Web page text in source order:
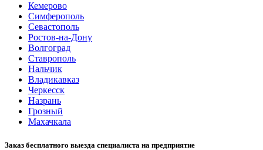
Кемерово
Симферополь
Севастополь
Ростов-на-Дону
Волгоград
Ставрополь
Нальчик
Владикавказ
Черкесск
Назрань
Грозный
Махачкала
Заказ бесплатного выезда специалиста на предприятие